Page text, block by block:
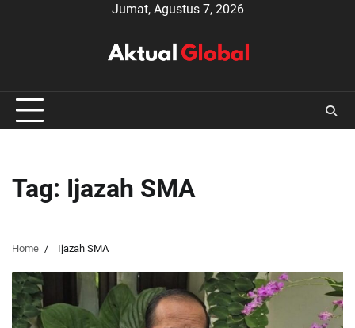
Jumat, Agustus 7, 2026
Tag: Ijazah SMA
Home Ijazah SMA